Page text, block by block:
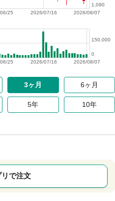
2026/08/07
2026/07/16
25
1,090
2026/08/07
2026/07/16
25
0
150,000
3ヶ月 6ヶ月
5年 10年
で注文